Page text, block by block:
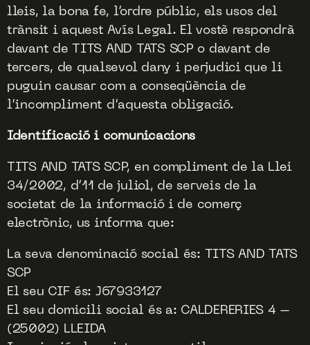
lleis, la bona fe, l’ordre públic, els usos del
trànsit i aquest Avís Legal. El vostè respondrà
davant de TITS AND TATS SCP o davant de
tercers, de qualsevol dany i perjudici que li
puguin causar com a conseqüència de
l’incompliment d’aquesta obligació.
Identificació i comunicacions
TITS AND TATS SCP, en compliment de la Llei
34/2002, d’11 de juliol, de serveis de la
societat de la informació i de comerç
electrònic, us informa que:
La seva denominació social és: TITS AND TATS
SCP
El seu CIF és: J67933127
El seu domicili social és a: CALDERERIES 4 –
(25002) LLEIDA